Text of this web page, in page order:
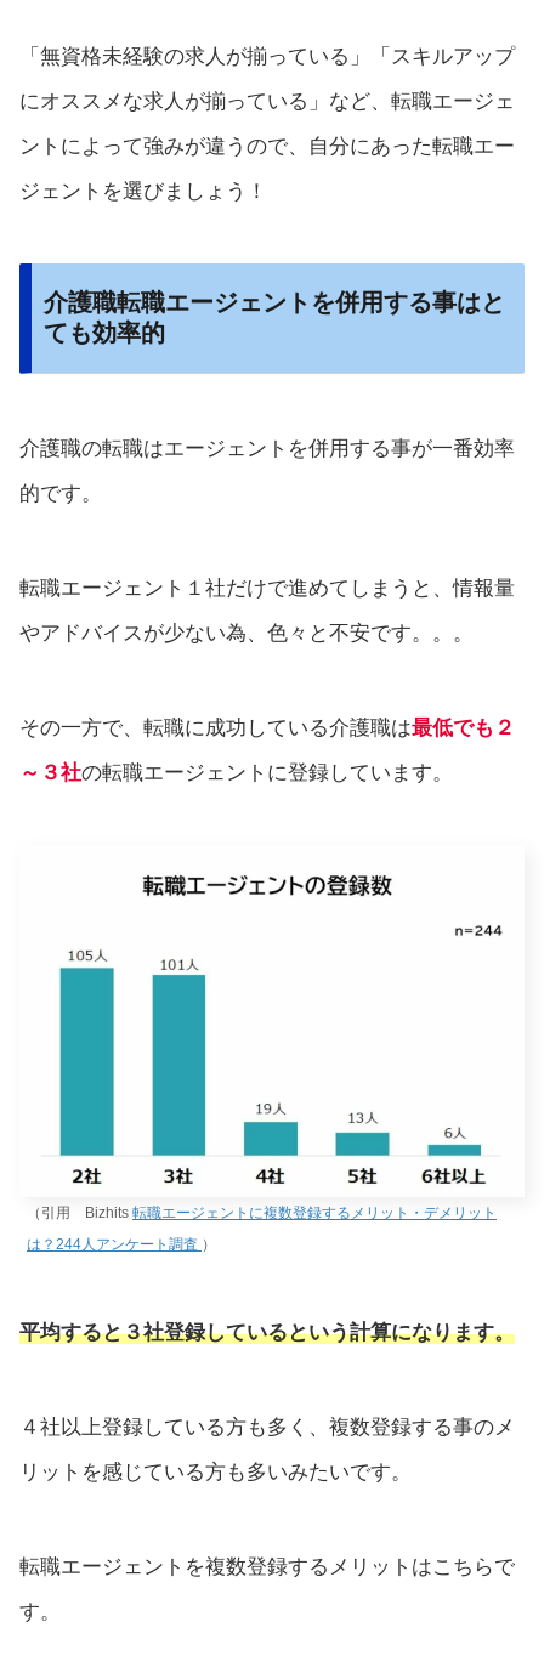
「無資格未経験の求人が揃っている」「スキルアップ
にオススメな求人が揃っている」など、転職エージェ
ントによって強みが違うので、自分にあった転職エー
ジェントを選びましょう！
介護職転職エージェントを併用する事はと
ても効率的
介護職の転職はエージェントを併用する事が一番効率
的です。
転職エージェント１社だけで進めてしまうと、情報量
やアドバイスが少ない為、色々と不安です。。。
その一方で、転職に成功している介護職は最低でも２
～３社の転職エージェントに登録しています。
（引用 Bizhits 転職エージェントに複数登録するメリット・デメリット
は？244人アンケート調査 ）
平均すると３社登録しているという計算になります。
４社以上登録している方も多く、複数登録する事のメ
リットを感じている方も多いみたいです。
転職エージェントを複数登録するメリットはこちらで
す。